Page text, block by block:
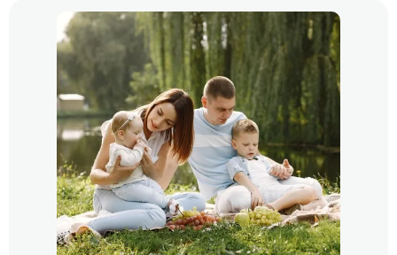
+7 (812) 435-55-55
Записаться на приём